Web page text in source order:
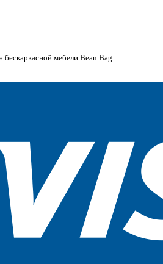
бескаркасной мебели Bean Bag